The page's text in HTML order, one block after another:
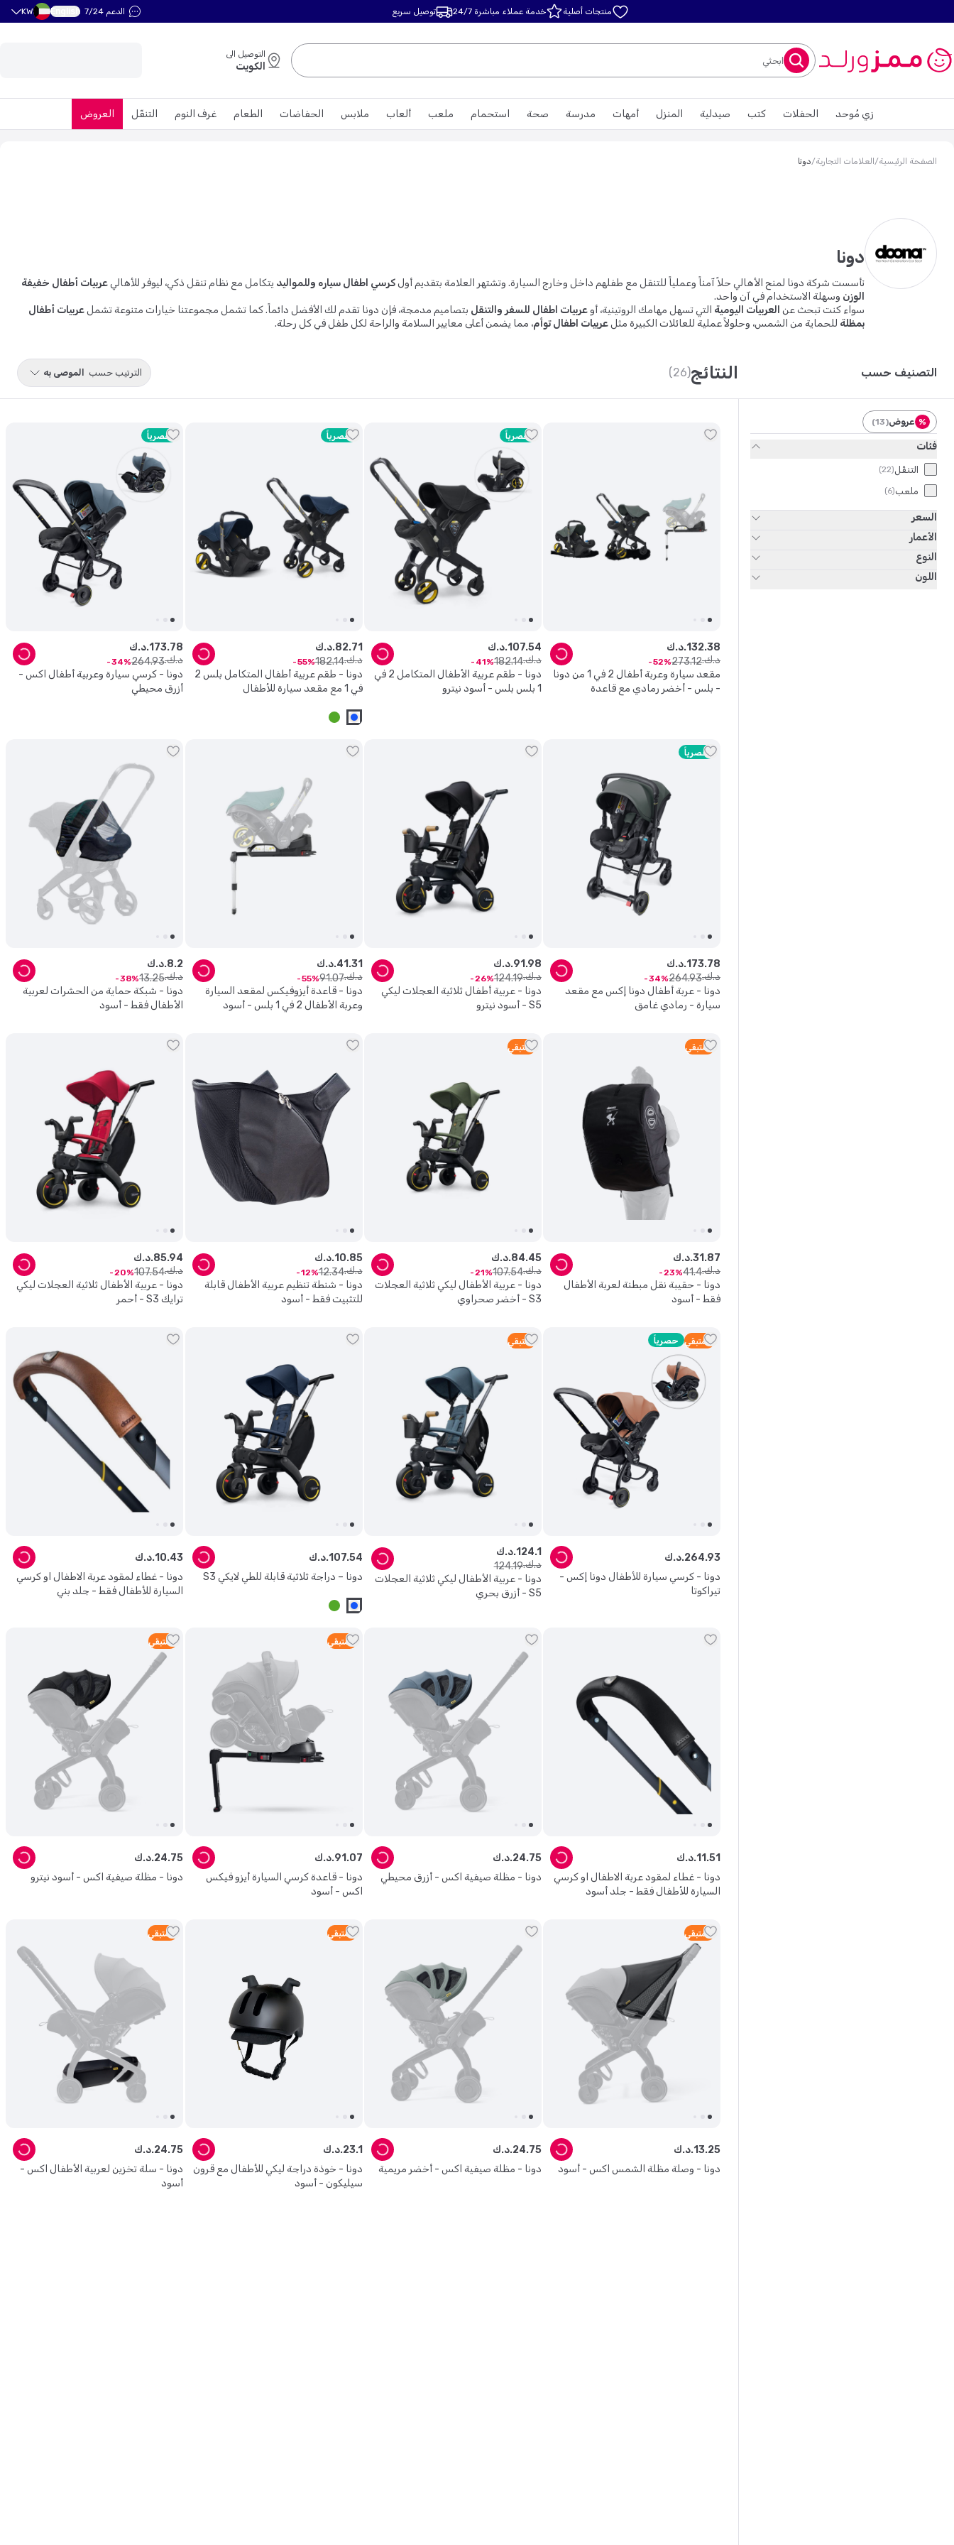
منتجات أصلية خدمة عملاء مباشرة 24/7 توصيل سريع الدعم 7/24 English
KW
ابحثي
التوصيل الى
الكويت
العروض التنقّل غرف النوم الطعام الحفاضات ملابس ألعاب ملعب استحمام صحة مدرسة أمهات المنزل صيدلية كتب الحفلات زي مُوحد
الصفحة الرئيسية/ العلامات التجارية/دونا
دونا
تأسست شركة دونا لمنح الأهالي حلاً آمناً وعملياً للتنقل مع طفلهم داخل وخارج السيارة. وتشتهر العلامة بتقديم أولكرسي اطفال سياره وللمواليد يتكامل مع نظام تنقل ذكي، ليوفر للأهالي عربيات أطفال خفيفة
الوزن وسهلة الاستخدام في آن واحد.
سواء كنت تبحث عن العربيات اليومية التي تسهل مهامك الروتينية، أوعربيات اطفال للسفر والتنقل بتصاميم مدمجة، فإن دونا تقدم لك الأفضل دائماً. كما تشمل مجموعتنا خيارات متنوعة تشملعربيات أطفال
بمظلة للحماية من الشمس، وحلولاً عملية للعائلات الكبيرة مثلعربيات اطفال توأم، مما يضمن أعلى معايير السلامة والراحة لكل طفل في كل رحلة.
التصنيف حسب النتائج(26) الترتيب حسب الموصى به
% عروض(
13
)
فئات
التنقّل(
22
)
ملعب(
6
)
السعر
الأعمار
النوع
اللون
مقعد سيارة وعربة أطفال 2 في 1 من دونا
- بلس - أخضر رمادي مع قاعدة
د.ك.132.38
د.ك.
273.12
52
حصرياً
دونا - طقم عربية الأطفال المتكامل 2 في
1 بلس بلس - أسود نيترو
د.ك.107.54
د.ك.
182.14
41
حصرياً
دونا - طقم عربية أطفال المتكامل بلس 2
في 1 مع مقعد سيارة للأطفال
د.ك.82.71
د.ك.
182.14
55
حصرياً
دونا - كرسي سيارة وعربية أطفال اكس -
أزرق محيطي
د.ك.173.78
د.ك.
264.93
34
حصرياً
دونا - عربة أطفال دونا إكس مع مقعد
سيارة - رمادي غامق
د.ك.173.78
د.ك.
264.93
34
دونا - عربية أطفال ثلاثية العجلات ليكي
S5 - أسود نيترو
د.ك.91 .98
د.ك.
124.19
26
دونا - قاعدة أيزوفيكس لمقعد السيارة
وعربة الأطفال 2 في 1 بلس - أسود
د.ك.41 .31
د.ك.
91.07
55
دونا - شبكة حماية من الحشرات لعربية
الأطفال فقط - أسود
د.ك.8.2
د.ك.
13.25
38
2 متبقي
دونا - حقيبة نقل مبطنة لعربة الأطفال
فقط - أسود
د.ك.31 .87
د.ك.
41.4
23
1 متبقي
دونا - عربية الأطفال ليكي ثلاثية العجلات
S3 - أخضر صحراوي
د.ك.84.45
د.ك.
107.54
21
دونا - شنطة تنظيم عربية الأطفال قابلة
للتثبيت فقط - أسود
د.ك.10.85
د.ك.
12.34
12
دونا - عربية الأطفال ثلاثية العجلات ليكي
ترايك S3 - أحمر
د.ك.85.94
د.ك.
107.54
20
4 متبقي حصرياً
دونا - كرسي سيارة للأطفال دونا إكس -
تيراكوتا
د.ك.264.93
1 متبقي
دونا - عربية الأطفال ليكي ثلاثية العجلات
S5 - أزرق بحري
د.ك.124.1
د.ك.
124.19
دونا – دراجة ثلاثية قابلة للطي لايكي S3
د.ك.107.54
دونا - غطاء لمقود عربة الاطفال او كرسي
السيارة للأطفال فقط - جلد بني
د.ك.10.43
دونا - غطاء لمقود عربة الاطفال او كرسي
السيارة للأطفال فقط - جلد أسود
د.ك.11 .51
دونا - مظلة صيفية اكس - أزرق محيطي
د.ك.24.75
3 متبقي
دونا - قاعدة كرسي السيارة أيزو فيكس
اكس - أسود
د.ك.91 .07
5 متبقي
دونا - مظلة صيفية اكس - أسود نيترو
د.ك.24.75
4 متبقي
دونا - وصلة مظلة الشمس اكس - أسود
د.ك.13.25
دونا - مظلة صيفية اكس - أخضر مريمية
د.ك.24.75
3 متبقي
دونا - خوذة دراجة ليكي للأطفال مع قرون
سيليكون - أسود
د.ك.23.1
2 متبقي
دونا - سلة تخزين لعربية الأطفال اكس -
أسود
د.ك.24.75